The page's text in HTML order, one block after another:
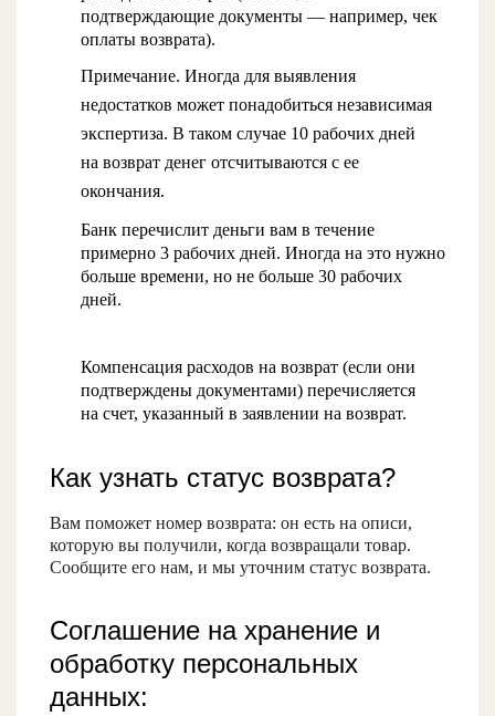
подтверждающие документы — например, чек
оплаты возврата).
Примечание. Иногда для выявления
недостатков может понадобиться независимая
экспертиза. В таком случае 10 рабочих дней
на возврат денег отсчитываются с ее
окончания.
Банк перечислит деньги вам в течение
примерно 3 рабочих дней. Иногда на это нужно
больше времени, но не больше 30 рабочих
дней.
Компенсация расходов на возврат (если они
подтверждены документами) перечисляется
на счет, указанный в заявлении на возврат.
Как узнать статус возврата?
Вам поможет номер возврата: он есть на описи,
которую вы получили, когда возвращали товар.
Сообщите его нам, и мы уточним статус возврата.
Соглашение на хранение и
обработку персональных
данных: